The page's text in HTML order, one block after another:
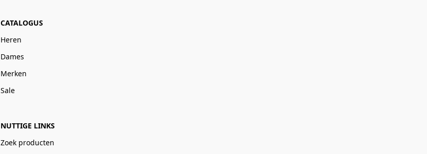
CATALOGUS
Heren
Dames
Merken
Sale
NUTTIGE LINKS
Zoek producten